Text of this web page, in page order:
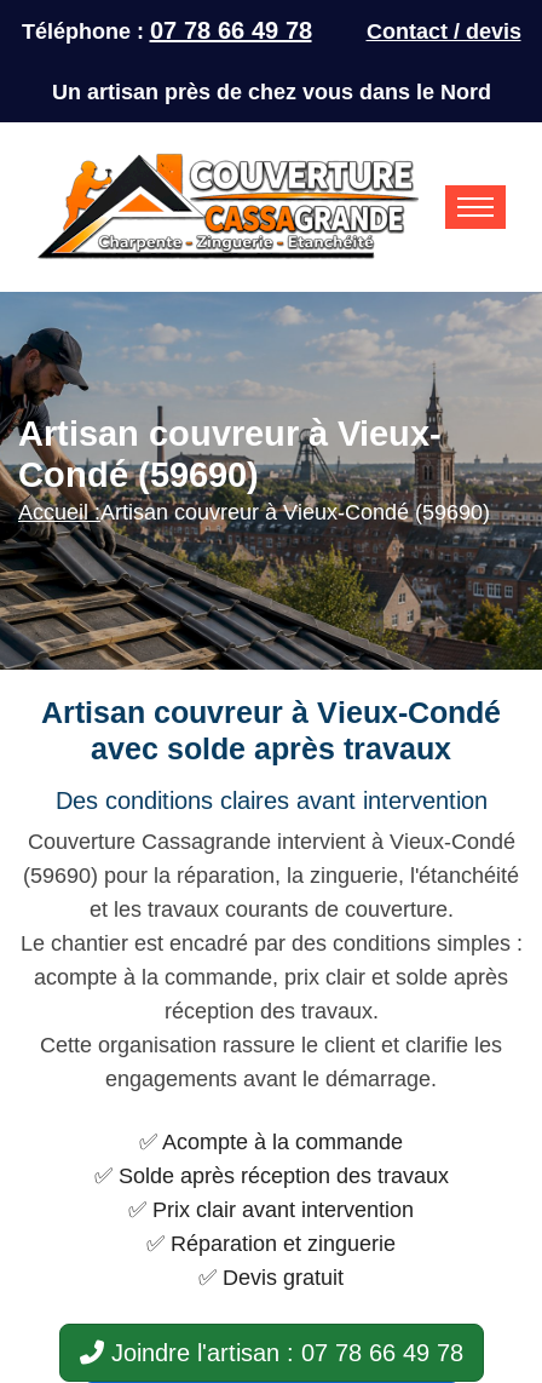
Téléphone : 07 78 66 49 78 Contact / devis
Un artisan près de chez vous dans le Nord
Artisan couvreur à Vieux-
Condé (59690)
Accueil :Artisan couvreur à Vieux-Condé (59690)
Artisan couvreur à Vieux-Condé
avec solde après travaux
Des conditions claires avant intervention
Couverture Cassagrande intervient à Vieux-Condé
(59690) pour la réparation, la zinguerie, l'étanchéité
et les travaux courants de couverture.
Le chantier est encadré par des conditions simples :
acompte à la commande, prix clair et solde après
réception des travaux.
Cette organisation rassure le client et clarifie les
engagements avant le démarrage.
✅ Acompte à la commande
✅ Solde après réception des travaux
✅ Prix clair avant intervention
✅ Réparation et zinguerie
✅ Devis gratuit
Joindre l'artisan : 07 78 66 49 78